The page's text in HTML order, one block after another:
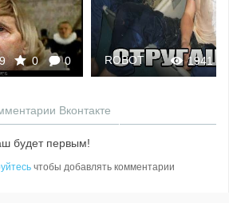
0 0 1941
ROBOT
Вконтакте
будет первым!
чтобы добавлять комментарии